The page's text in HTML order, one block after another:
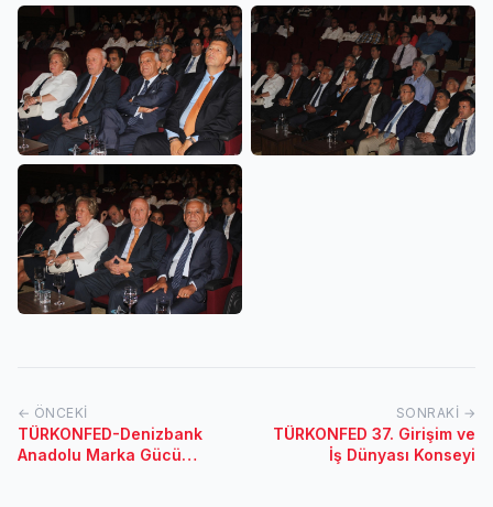
← ÖNCEKI
TÜRKONFED-Denizbank
Anadolu Marka Gücü
SONRAKI →
TÜRKONFED 37. Girişim ve
İş Dünyası Konseyi